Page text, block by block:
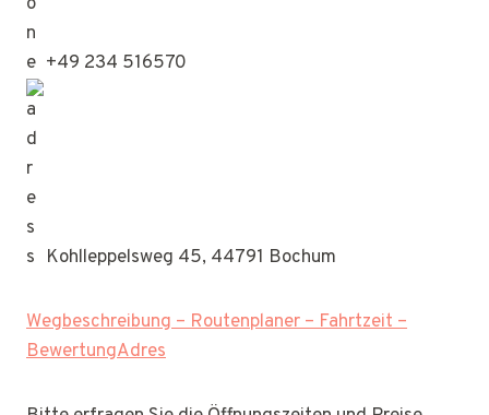
+49 234 516570
Kohlleppelsweg 45, 44791 Bochum
Wegbeschreibung – Routenplaner – Fahrtzeit –
BewertungAdres